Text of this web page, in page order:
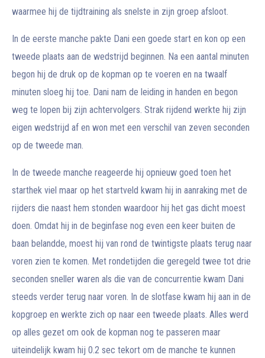
waarmee hij de tijdtraining als snelste in zijn groep afsloot.
In de eerste manche pakte Dani een goede start en kon op een
tweede plaats aan de wedstrijd beginnen. Na een aantal minuten
begon hij de druk op de kopman op te voeren en na twaalf
minuten sloeg hij toe. Dani nam de leiding in handen en begon
weg te lopen bij zijn achtervolgers. Strak rijdend werkte hij zijn
eigen wedstrijd af en won met een verschil van zeven seconden
op de tweede man.
In de tweede manche reageerde hij opnieuw goed toen het
starthek viel maar op het startveld kwam hij in aanraking met de
rijders die naast hem stonden waardoor hij het gas dicht moest
doen. Omdat hij in de beginfase nog even een keer buiten de
baan belandde, moest hij van rond de twintigste plaats terug naar
voren zien te komen. Met rondetijden die geregeld twee tot drie
seconden sneller waren als die van de concurrentie kwam Dani
steeds verder terug naar voren. In de slotfase kwam hij aan in de
kopgroep en werkte zich op naar een tweede plaats. Alles werd
op alles gezet om ook de kopman nog te passeren maar
uiteindelijk kwam hij 0.2 sec tekort om de manche te kunnen